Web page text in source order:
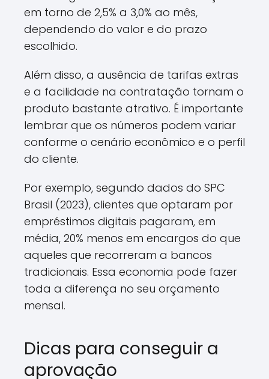
em torno de 2,5% a 3,0% ao mês,
dependendo do valor e do prazo
escolhido.
Além disso, a ausência de tarifas extras
e a facilidade na contratação tornam o
produto bastante atrativo. É importante
lembrar que os números podem variar
conforme o cenário econômico e o perfil
do cliente.
Por exemplo, segundo dados do SPC
Brasil (2023), clientes que optaram por
empréstimos digitais pagaram, em
média, 20% menos em encargos do que
aqueles que recorreram a bancos
tradicionais. Essa economia pode fazer
toda a diferença no seu orçamento
mensal.
Dicas para conseguir a
aprovação